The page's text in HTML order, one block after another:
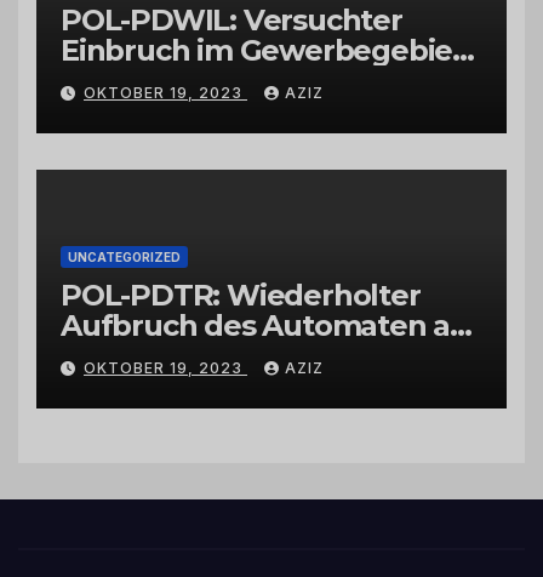
POL-PDWIL: Versuchter
Einbruch im Gewerbegebiet
Wittlich
OKTOBER 19, 2023 AZIZ
UNCATEGORIZED
POL-PDTR: Wiederholter
Aufbruch des Automaten am
Wohnmobilstellplatz in
Hermeskeil am Labachweg
OKTOBER 19, 2023 AZIZ